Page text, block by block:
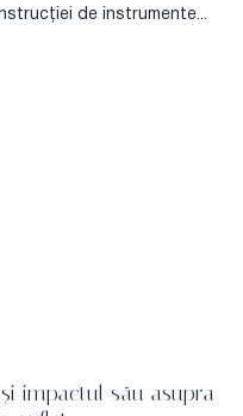
de instrumente...
impactul său asupra